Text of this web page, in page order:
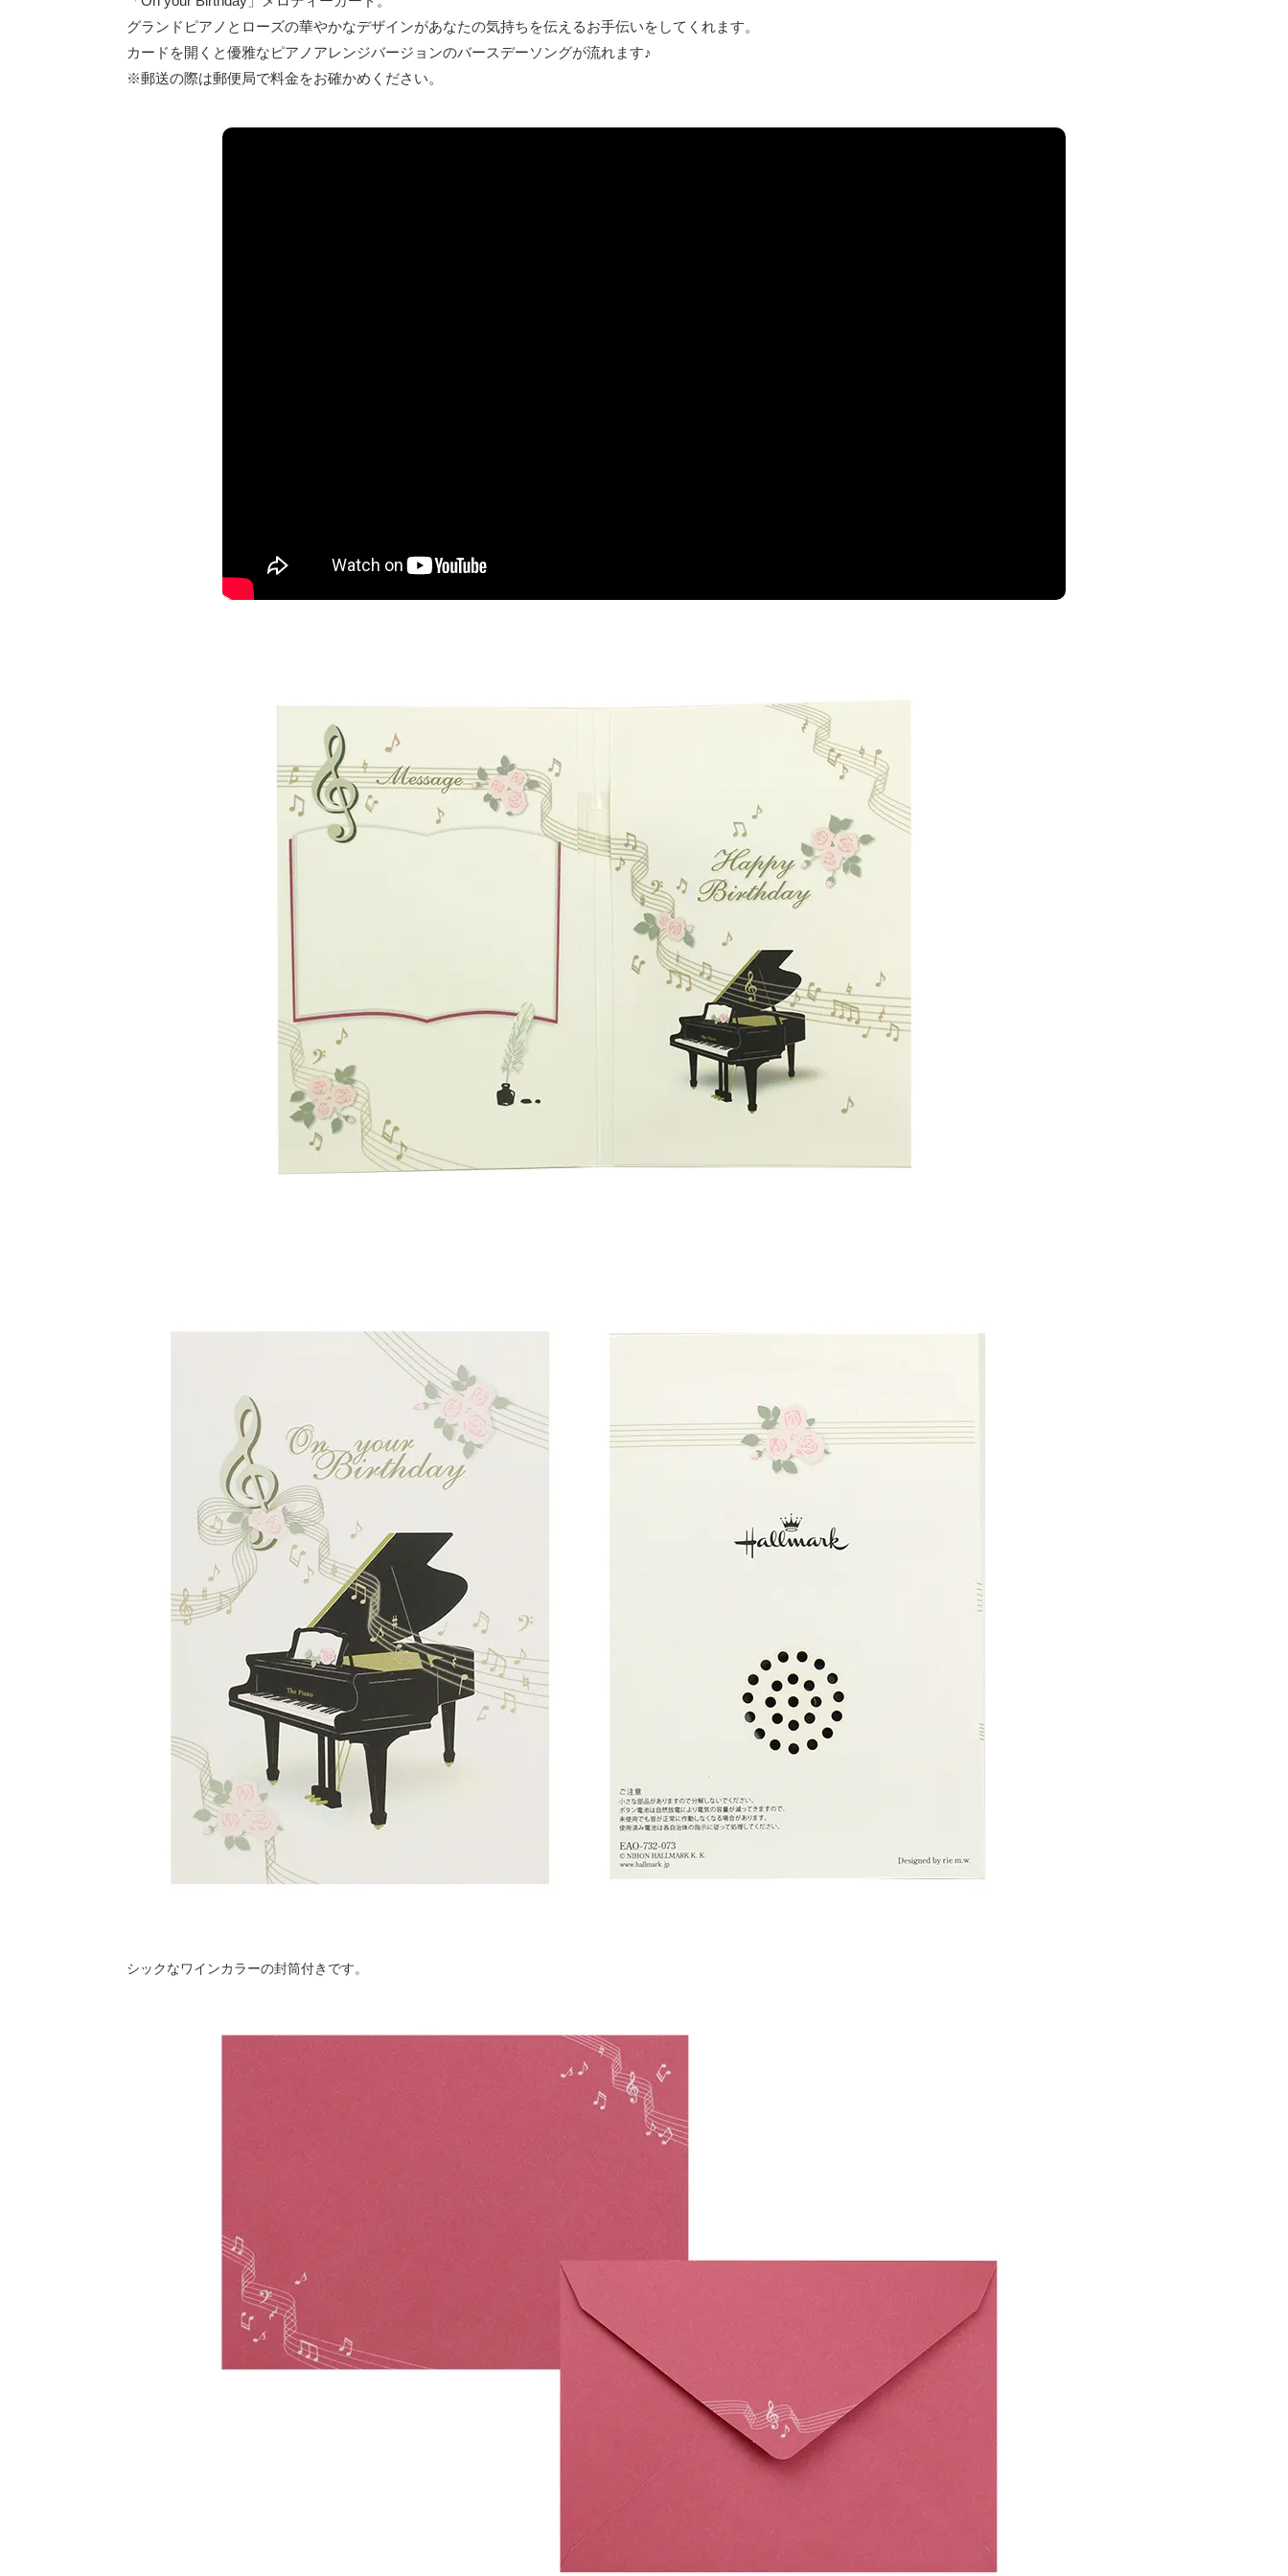
グランドピアノとローズの華やかなデザインがあなたの気持ちを伝えるお手伝いをしてくれます。
カードを開くと優雅なピアノアレンジバージョンのバースデーソングが流れます♪
※郵送の際は郵便局で料金をお確かめください。
シックなワインカラーの封筒付きです。